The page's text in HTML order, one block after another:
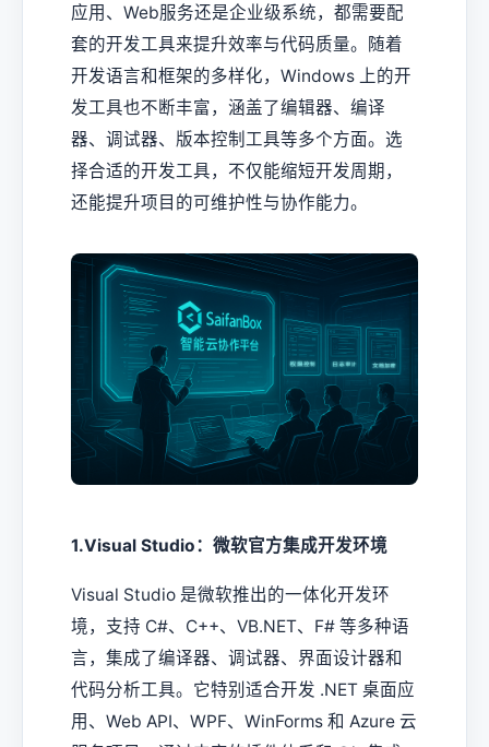
应用、Web服务还是企业级系统，都需要配
套的开发工具来提升效率与代码质量。随着
开发语言和框架的多样化，Windows 上的开
发工具也不断丰富，涵盖了编辑器、编译
器、调试器、版本控制工具等多个方面。选
择合适的开发工具，不仅能缩短开发周期，
还能提升项目的可维护性与协作能力。
1.Visual Studio：微软官方集成开发环境
Visual Studio 是微软推出的一体化开发环
境，支持 C#、C++、VB.NET、F# 等多种语
言，集成了编译器、调试器、界面设计器和
代码分析工具。它特别适合开发 .NET 桌面应
用、Web API、WPF、WinForms 和 Azure 云